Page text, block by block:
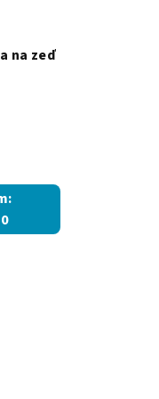
na zeď